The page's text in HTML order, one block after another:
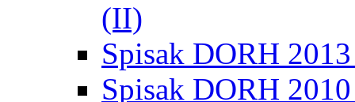
(II)
Spisak DORH
Spisak DORH